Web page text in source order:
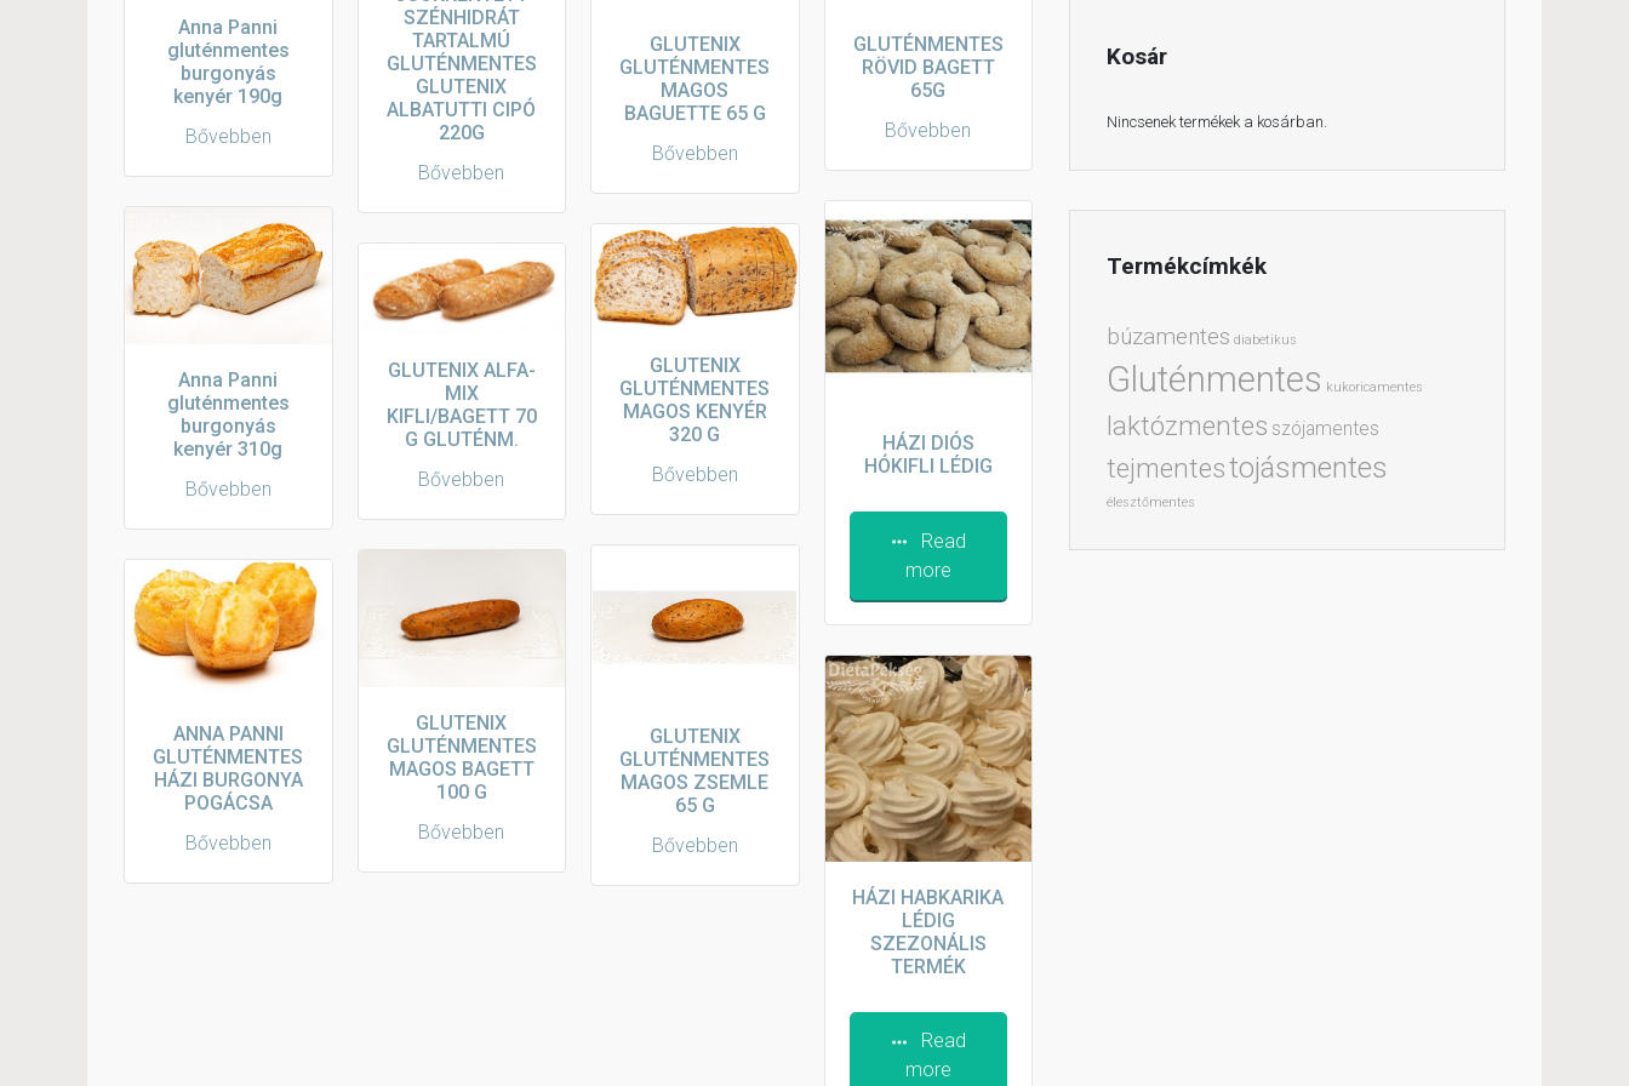
Anna Panni
gluténmentes
burgonyás
kenyér 190g
Bővebben
Anna Panni
gluténmentes
burgonyás
kenyér 310g
Bővebben
ANNA PANNI
GLUTÉNMENTES
HÁZI BURGONYA
POGÁCSA
Bővebben
SZÉNHIDRÁT
TARTALMÚ
GLUTÉNMENTES
GLUTENIX
ALBATUTTI CIPÓ
220G
Bővebben
GLUTENIX ALFA-
MIX
KIFLI/BAGETT 70
G GLUTÉNM.
Bővebben
GLUTENIX
GLUTÉNMENTES
MAGOS BAGETT
100 G
Bővebben
GLUTENIX
GLUTÉNMENTES
MAGOS
BAGUETTE 65 G
Bővebben
GLUTENIX
GLUTÉNMENTES
MAGOS KENYÉR
320 G
Bővebben
GLUTENIX
GLUTÉNMENTES
MAGOS ZSEMLE
65 G
Bővebben
GLUTÉNMENTES
RÖVID BAGETT
65G
Bővebben
HÁZI DIÓS
HÓKIFLI LÉDIG
Read
more
HÁZI HABKARIKA
LÉDIG
SZEZONÁLIS
TERMÉK
Read
more
Kosár
Nincsenek termékek a kosárban.
Termékcímkék
búzamentes diabetikus
Gluténmentes kukoricamentes
laktózmentes szójamentes
tejmentestojásmentes
élesztőmentes